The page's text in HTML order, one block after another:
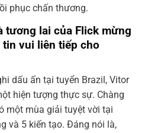
phục chấn thương.
tương lai của Flick mừng
vui liên tiếp cho
dấu ấn tại tuyển Brazil, Vitor
hiện tượng thực sự. Chàng
một mùa giải tuyệt vời tại
và 5 kiến tạo. Đáng nói là,